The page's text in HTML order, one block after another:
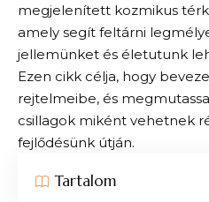
megjelenített kozmikus
amely segít feltárni
jellemünket és életutunk
Ezen cikk célja, hogy
rejtelmeibe, és
csillagok miként vehetnek
fejlődésünk útján.
Tartalom